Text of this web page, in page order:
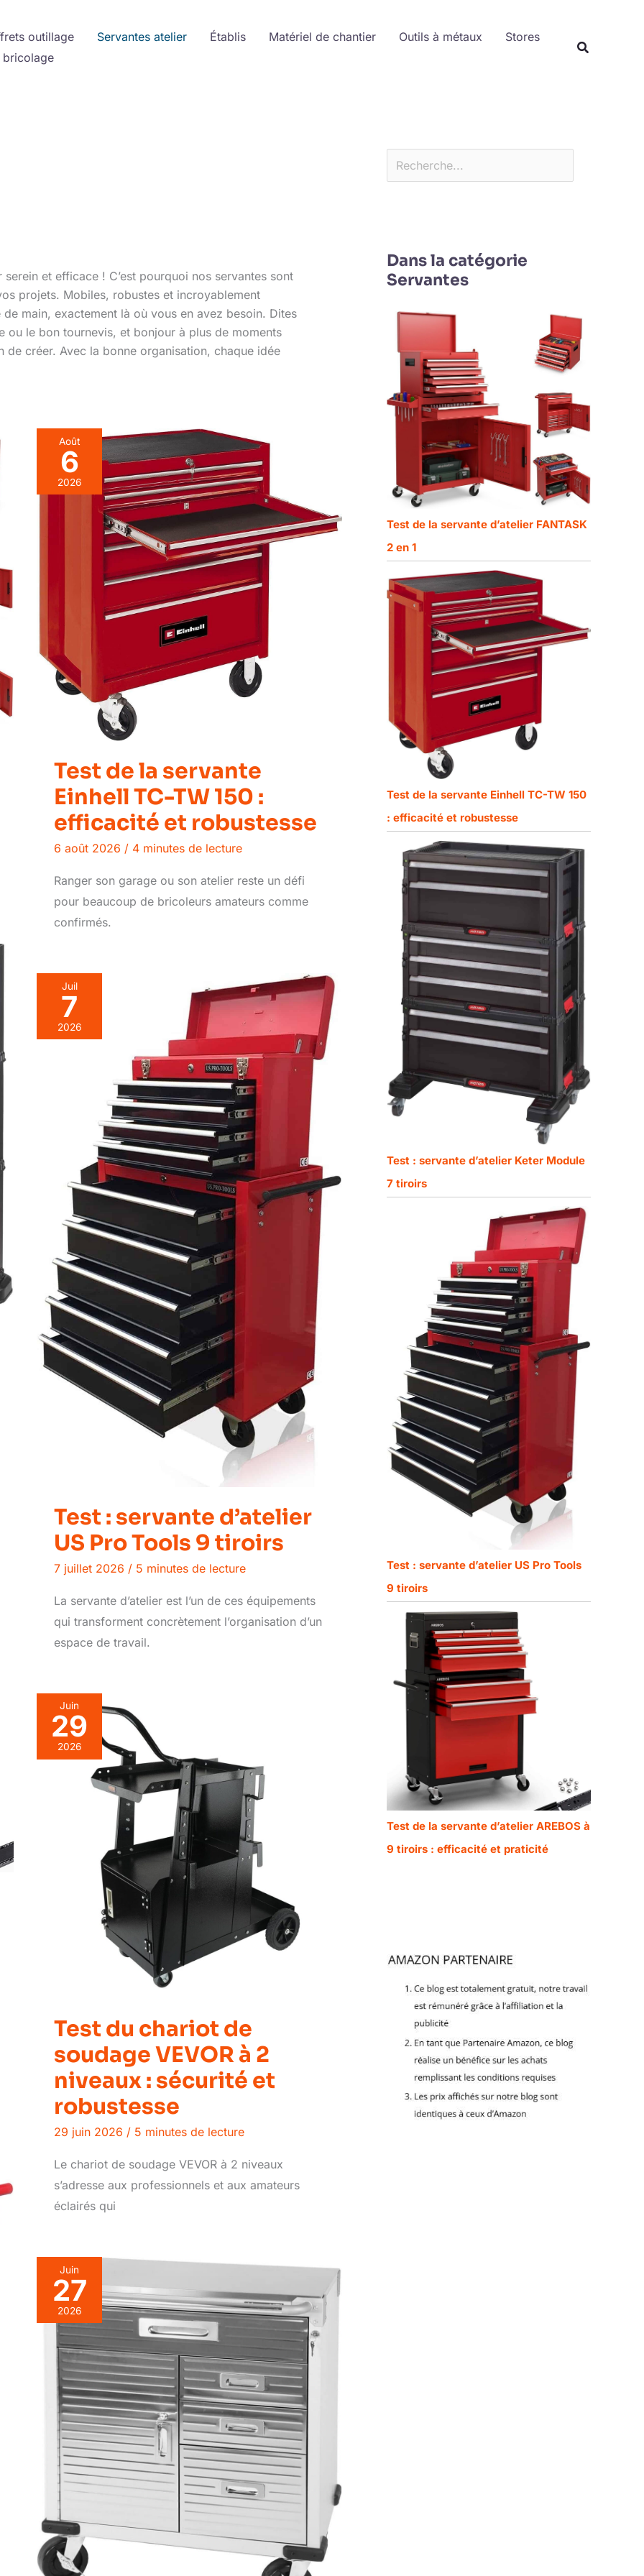
outillage Servantes atelier Établis Matériel de chantier Outils à métaux
Stores
bricolage
et efficace ! C’est pourquoi nos servantes sont
projets. Mobiles, robustes et incroyablement
main, exactement là où vous en avez besoin. Dites
ou le bon tournevis, et bonjour à plus de moments
créer. Avec la bonne organisation, chaque idée
Août
6
2026
Test de la servante
Einhell TC-TW 150 :
efficacité et robustesse
6 août 2026 / 4 minutes de lecture
Ranger son garage ou son atelier reste un défi
pour beaucoup de bricoleurs amateurs comme
confirmés.
Juil
7
2026
Test : servante d’atelier
US Pro Tools 9 tiroirs
7 juillet 2026 / 5 minutes de lecture
La servante d’atelier est l’un de ces équipements
qui transforment concrètement l’organisation d’un
espace de travail.
Juin
29
2026
Test du chariot de
soudage VEVOR à 2
niveaux : sécurité et
robustesse
29 juin 2026 / 5 minutes de lecture
Le chariot de soudage VEVOR à 2 niveaux
s’adresse aux professionnels et aux amateurs
éclairés qui
Juin
27
2026
Dans la catégorie
Servantes
Test de la servante d’atelier FANTASK
2 en 1
Test de la servante Einhell TC-TW 150
: efficacité et robustesse
Test : servante d’atelier Keter Module
7 tiroirs
Test : servante d’atelier US Pro Tools
9 tiroirs
Test de la servante d’atelier AREBOS à
9 tiroirs : efficacité et praticité